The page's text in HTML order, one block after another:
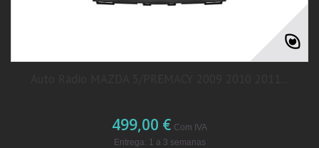
499,00 € Com IVA
Entrega: 1 a 3 semanas